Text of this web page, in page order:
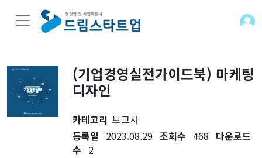
(기업경영실전가이드북) 마케팅
디자인
카테고리 보고서
등록일
2023.08.29 조회수 468 다운로드
수 2